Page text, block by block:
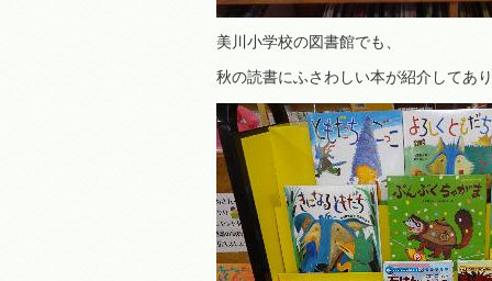
美川小学校の図書館でも、
秋の読書にふさわしい本が紹介してあ